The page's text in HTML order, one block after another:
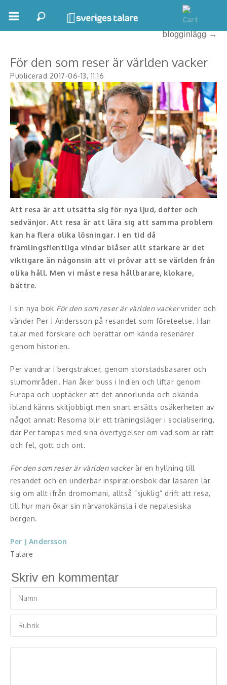
Samhällsnytta
Inspiration
Inspirerande Föreläsare
Personlig utveckling, målsättning
Life Stories & Trivsel
Keynote
Moderator, konferencier
Moderator
Konferencier
Workshopledare, facilitator
Underhållning och event
Ljus och belysning
Komiker
Konst
Musiker
Something a Little Different
Affärsnytta
Kända personer
Företagsledare
← Tillbaka
Se alla våra
blogginlägg →
För den som reser är världen vacker
Publicerad 2017-06-13, 11:16
Att resa är att utsätta sig för nya ljud, dofter och
sedvänjor. Att resa är att lära sig att samma problem
kan ha flera olika lösningar. I en tid då
främlingsfientliga vindar blåser allt starkare är det
viktigare än någonsin att vi prövar att se världen från
olika håll. Men vi måste resa hållbarare, klokare,
bättre.
I sin nya bok För den som reser är världen vackervrider och
vänder Per J Andersson på resandet som företeelse. Han
talar med forskare och berättar om kända resenärer
genom historien.
Per vandrar i bergstrakter, genom storstadsbasarer och
slumområden. Han åker buss i Indien och liftar genom
Europa och upptäcker att det annorlunda och okända
ibland känns skitjobbigt men snart ersätts osäkerheten av
något annat: Resorna blir ett träningsläger i socialisering,
där Per tampas med sina övertygelser om vad som är rätt
och fel, gott och ont.
För den som reser är världen vackerär en hyllning till
resandet och en underbar inspirationsbok där läsaren lär
sig om allt ifrån dromomani, alltså ”sjuklig” drift att resa,
till hur man ökar sin närvarokänsla i de nepalesiska
bergen.
Per J Andersson
Talare
Skriv en kommentar